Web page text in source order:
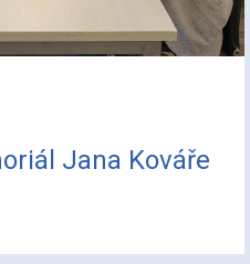
Jana Kováře